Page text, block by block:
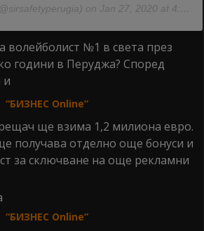
on Jan 27, 2020 at 4:06am PST
волейболист №1 в света през
години в Перуджа? Според
и
“БИЗНЕС Online”
ще взима 1,2 милиона евро.
получава отделно още бонуси и
за сключване на още рекламни
“БИЗНЕС Online”